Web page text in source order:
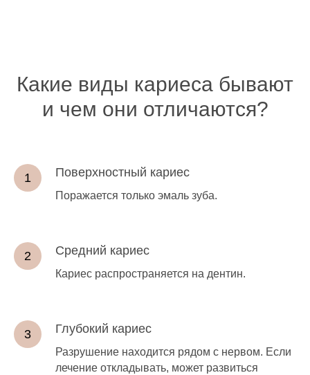
Какие виды кариеса бывают
и чем они отличаются?
Поверхностный кариес
Поражается только эмаль зуба.
Средний кариес
Кариес распространяется на дентин.
Глубокий кариес
Разрушение находится рядом с нервом. Если
лечение откладывать, может развиться